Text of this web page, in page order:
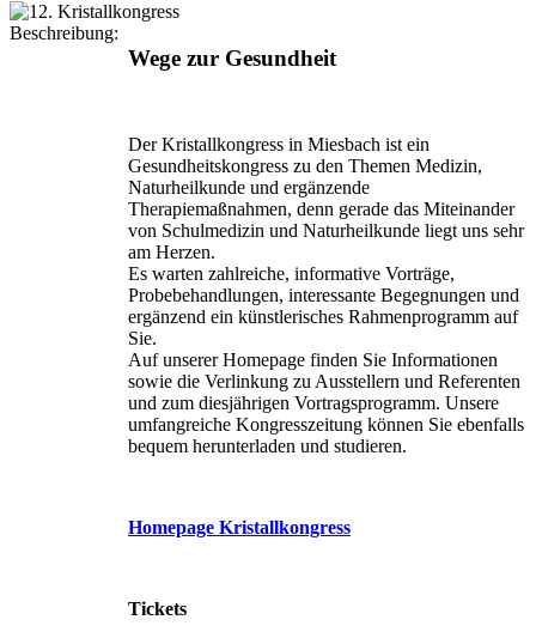
Beschreibung:
Wege zur Gesundheit
Der Kristallkongress in Miesbach ist ein
Gesundheitskongress zu den Themen Medizin,
Naturheilkunde und ergänzende
Therapiemaßnahmen, denn gerade das Miteinander
von Schulmedizin und Naturheilkunde liegt uns sehr
am Herzen.
Es warten zahlreiche, informative Vorträge,
Probebehandlungen, interessante Begegnungen und
ergänzend ein künstlerisches Rahmenprogramm auf
Sie.
Auf unserer Homepage finden Sie Informationen
sowie die Verlinkung zu Ausstellern und Referenten
und zum diesjährigen Vortragsprogramm. Unsere
umfangreiche Kongresszeitung können Sie ebenfalls
bequem herunterladen und studieren.
Homepage Kristallkongress
Tickets